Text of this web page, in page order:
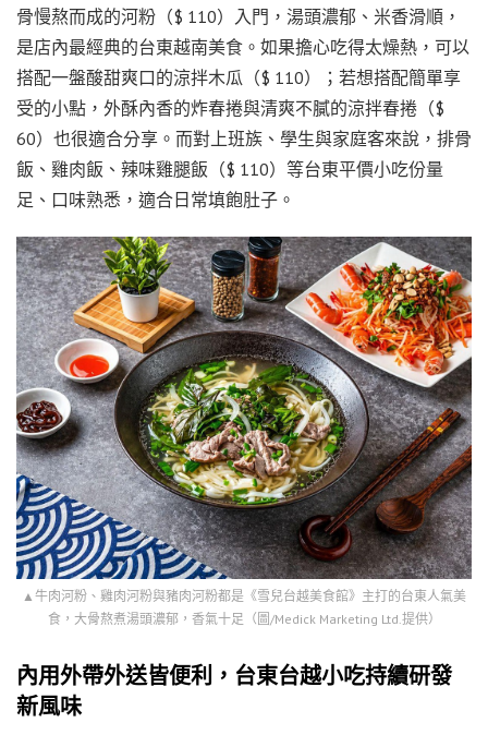
骨慢熬而成的河粉（$ 110）入門，湯頭濃郁、米香滑順，
是店內最經典的台東越南美食。如果擔心吃得太燥熱，可以
搭配一盤酸甜爽口的涼拌木瓜（$ 110）；若想搭配簡單享
受的小點，外酥內香的炸春捲與清爽不膩的涼拌春捲（$
60）也很適合分享。而對上班族、學生與家庭客來說，排骨
飯、雞肉飯、辣味雞腿飯（$ 110）等台東平價小吃份量
足、口味熟悉，適合日常填飽肚子。
▲牛肉河粉、雞肉河粉與豬肉河粉都是《雪兒台越美食館》主打的台東人氣美
食，大骨熬煮湯頭濃郁，香氣十足（圖/Medick Marketing Ltd.提供）
內用外帶外送皆便利，台東台越小吃持續研發
新風味